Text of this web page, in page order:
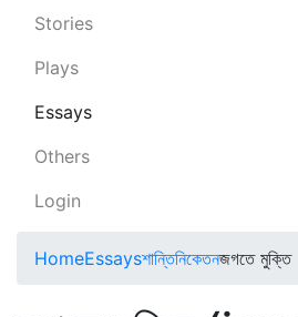
Stories
Plays
Essays
Others
Login
HomeEssaysশান্তিনিকেতনজগতে মুক্তি